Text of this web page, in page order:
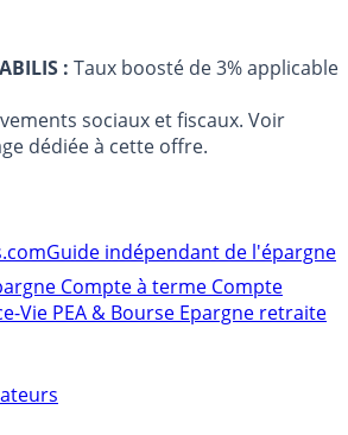
: Taux boosté de 3% applicable
sociaux et fiscaux. Voir
dédiée à cette offre.
Guide indépendant de l'épargne
Compte à terme Compte
Vie PEA & Bourse Epargne retraite